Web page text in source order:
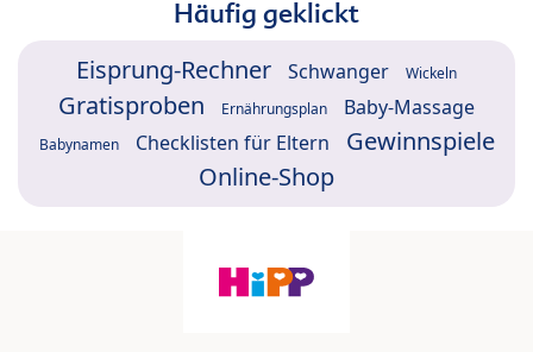
Häufig geklickt
Eisprung-Rechner Schwanger Wickeln
Gratisproben Ernährungsplan Baby-Massage
Babynamen Checklisten für Eltern
Gewinnspiele
Online-Shop